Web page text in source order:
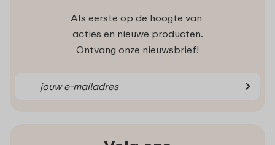
Als eerste op de hoogte van
acties en nieuwe producten.
Ontvang onze nieuwsbrief!